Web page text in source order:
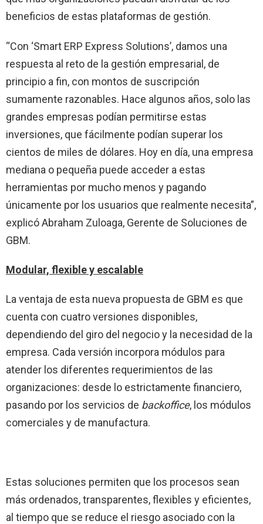
beneficios de estas plataformas de gestión.
“Con ‘Smart ERP Express Solutions’, damos una
respuesta al reto de la gestión empresarial, de
principio a fin, con montos de suscripción
sumamente razonables. Hace algunos años, solo las
grandes empresas podían permitirse estas
inversiones, que fácilmente podían superar los
cientos de miles de dólares. Hoy en día, una empresa
mediana o pequeña puede acceder a estas
herramientas por mucho menos y pagando
únicamente por los usuarios que realmente necesita”,
explicó Abraham Zuloaga, Gerente de Soluciones de
GBM.
Modular, flexible y escalable
La ventaja de esta nueva propuesta de GBM es que
cuenta con cuatro versiones disponibles,
dependiendo del giro del negocio y la necesidad de la
empresa. Cada versión incorpora módulos para
atender los diferentes requerimientos de las
organizaciones: desde lo estrictamente financiero,
pasando por los servicios de backoffice, los módulos
comerciales y de manufactura.
Estas soluciones permiten que los procesos sean
más ordenados, transparentes, flexibles y eficientes,
al tiempo que se reduce el riesgo asociado con la